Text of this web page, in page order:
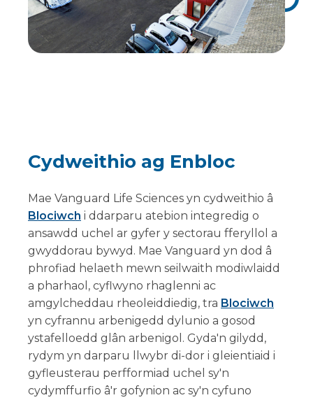
Cydweithio ag Enbloc
Mae Vanguard Life Sciences yn cydweithio â
Blociwch i ddarparu atebion integredig o
ansawdd uchel ar gyfer y sectorau fferyllol a
gwyddorau bywyd. Mae Vanguard yn dod â
phrofiad helaeth mewn seilwaith modiwlaidd
a pharhaol, cyflwyno rhaglenni ac
amgylcheddau rheoleiddiedig, tra Blociwch
yn cyfrannu arbenigedd dylunio a gosod
ystafelloedd glân arbenigol. Gyda'n gilydd,
rydym yn darparu llwybr di-dor i gleientiaid i
gyfleusterau perfformiad uchel sy'n
cydymffurfio â'r gofynion ac sy'n cyfuno